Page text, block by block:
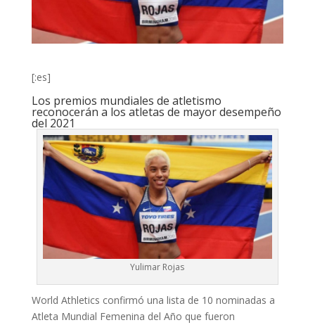
[:es]
Los premios mundiales de atletismo
reconocerán a los atletas de mayor desempeño
del 2021
Yulimar Rojas
World Athletics confirmó una lista de 10 nominadas a
Atleta Mundial Femenina del Año que fueron